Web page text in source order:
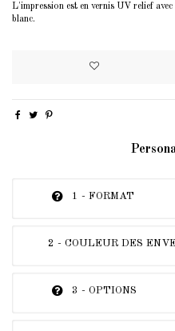
L'impression est en vernis UV relief
blanc.
1 - FORMAT
2 - COULEUR DES
3 - OPTIONS